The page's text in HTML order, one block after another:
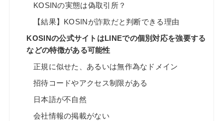
KOSINの実態は偽取引所？
【結果】KOSINが詐欺だと判断できる理由
KOSINの公式サイトはLINEでの個別対応を強要する
などの特徴がある可能性
正規に似せた、あるいは無作為なドメイン
招待コードやアクセス制限がある
日本語が不自然
会社情報の掲載がない